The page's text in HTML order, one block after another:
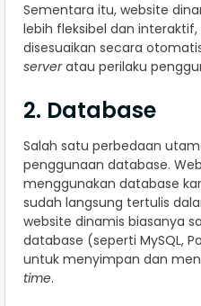
Sementara itu, website
lebih fleksibel dan
disesuaikan secara
serveratau perilaku
2. Database
Salah satu perbedaan
penggunaan database.
menggunakan database
sudah langsung tertulis
website dinamis biasanya
database (seperti MySQL,
untuk menyimpan dan
time.